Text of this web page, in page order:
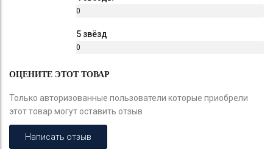
0
5 звёзд
0
ОЦЕНИТЕ ЭТОТ ТОВАР
Только авторизованные пользователи которые приобрели
этот товар могут оставить отзыв
Написать отзыв